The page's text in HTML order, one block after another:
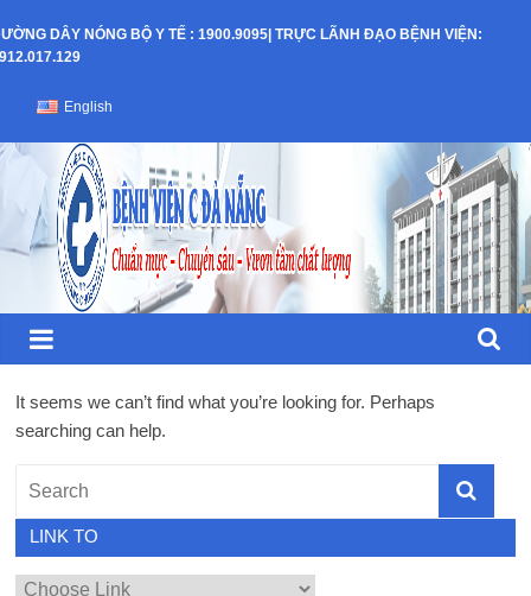
to
DÂY NÓNG BỘ Y TẾ : 1900.9095| TRỰC LÃNH ĐẠO BỆNH VIỆN:
Bệnh
Viện
C
TP
Đà
Nẵng
English
It seems we can’t find what you’re looking for. Perhaps
searching can help.
LINK TO